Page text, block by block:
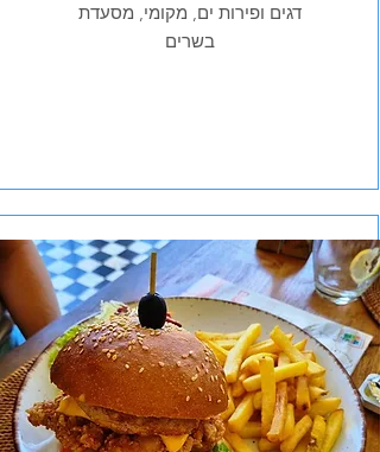
דגים ופירות ים, מקומי, מסעדת
בשרים